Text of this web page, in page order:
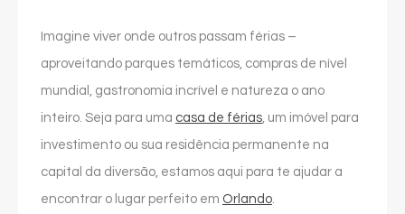
Imagine viver onde outros passam férias –
aproveitando parques temáticos, compras de nível
mundial, gastronomia incrível e natureza o ano
inteiro. Seja para uma casa de férias , um imóvel para
investimento ou sua residência permanente na
capital da diversão, estamos aqui para te ajudar a
encontrar o lugar perfeito em Orlando